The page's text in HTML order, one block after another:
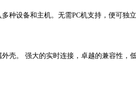
设备和主机。无需PC机支持，便可独
。 强大的实时连接，卓越的兼容性，